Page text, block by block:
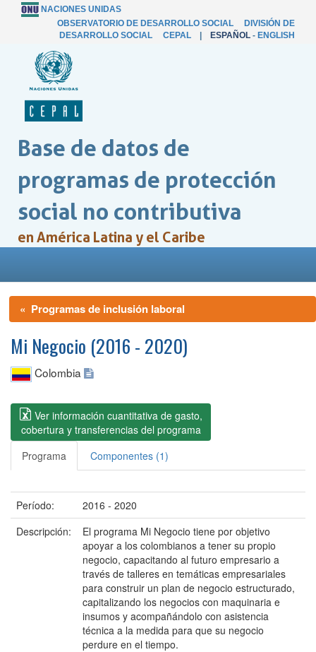
NACIONES UNIDAS
OBSERVATORIO DE DESARROLLO SOCIAL
DIVISIÓN DE
DESARROLLO SOCIAL
CEPAL ESPAÑOL - ENGLISH
Base de datos de
programas de protección
social no contributiva
en América Latina y el Caribe
« Programas de inclusión laboral
Mi Negocio (2016 - 2020)
Colombia
Ver información cuantitativa de gasto,
cobertura y transferencias del programa
Programa
Componentes (1)
Período:
2016 - 2020
Descripción:
El programa Mi Negocio tiene por objetivo
apoyar a los colombianos a tener su propio
negocio, capacitando al futuro empresario a
través de talleres en temáticas empresariales
para construir un plan de negocio estructurado,
capitalizando los negocios con maquinaria e
insumos y acompañándolo con asistencia
técnica a la medida para que su negocio
perdure en el tiempo.